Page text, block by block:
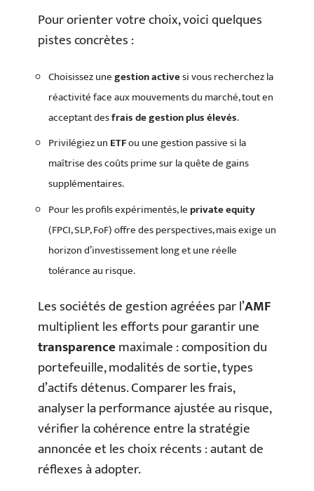
Pour orienter votre choix, voici quelques
pistes concrètes :
Choisissez unegestion activesi vous recherchez la
réactivité face aux mouvements du marché, tout en
acceptant desfrais de gestion plus élevés.
Privilégiez un ETFou une gestion passive si la
maîtrise des coûts prime sur la quête de gains
supplémentaires.
Pour les profils expérimentés, leprivate equity
(FPCI, SLP, FoF) offre des perspectives, mais exige un
horizon d’investissement long et une réelle
tolérance au risque.
Les sociétés de gestion agréées par l’AMF
multiplient les efforts pour garantir une
transparencemaximale : composition du
portefeuille, modalités de sortie, types
d’actifs détenus. Comparer les frais,
analyser la performance ajustée au risque,
vérifier la cohérence entre la stratégie
annoncée et les choix récents : autant de
réflexes à adopter.